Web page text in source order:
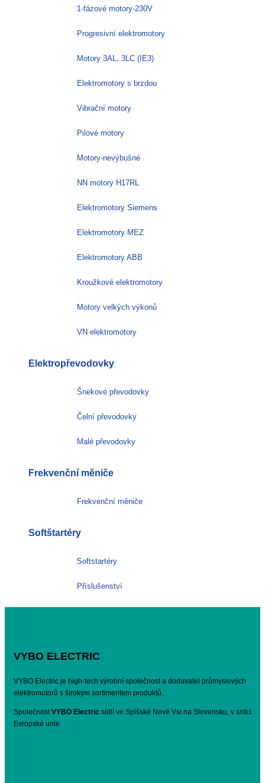
1-fázové motory-230V
Progresivní elektromotory
Motory 3AL, 3LC (IE3)
Elektromotory s brzdou
Vibrační motory
Pilové motory
Motory-nevýbušné
NN motory H17RL
Elektromotory Siemens
Elektromotory MEZ
Elektromotory ABB
Kroužkové elektromotory
Motory velkých výkonů
VN elektromotory
Elektropřevodovky
Šnekové převodovky
Čelní převodovky
Malé převodovky
Frekvenční měniče
Frekvenční měniče
Softštartéry
Softstartéry
Příslušenství
VYBO ELECTRIC
VYBO Electric je high-tech výrobní společnost a dodavatel průmyslových
elektromotorů s širokým sortimentem produktů.
SpolečnostVYBO Electric sídlí ve Spišské Nové Vsi na Slovensku, v srdci
Evropské unie.